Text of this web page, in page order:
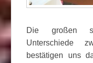
Die großen
Unterschiede
bestätigen uns